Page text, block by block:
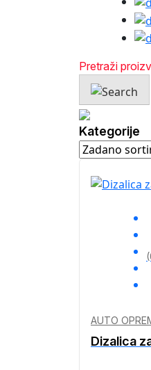
Kategorije
AUTO
Dizalica